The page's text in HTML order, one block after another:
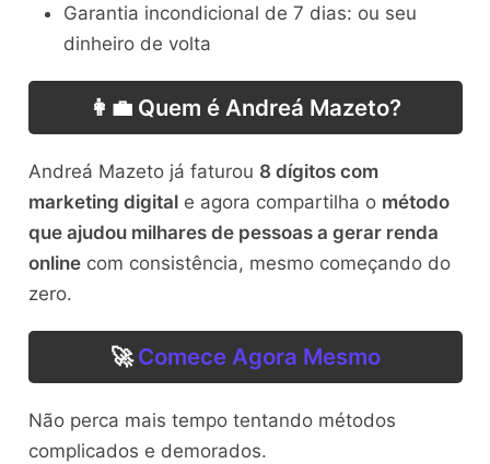
Garantia incondicional de 7 dias: ou seu
dinheiro de volta
👩‍💼 Quem é Andreá Mazeto?
Andreá Mazeto já faturou 8 dígitos com
marketing digitale agora compartilha o método
que ajudou milhares de pessoas a gerar renda
onlinecom consistência, mesmo começando do
zero.
🚀Comece Agora Mesmo
Não perca mais tempo tentando métodos
complicados e demorados.